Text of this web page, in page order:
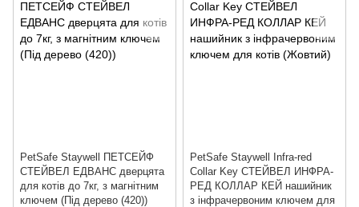
PetSafe Staywell ПЕТСЕЙФ
СТЕЙВЕЛ ЕДВАНС дверцята
для котів до 7кг, з магнітним
ключем (Під дерево (420))
PetSafe Staywell Infra-red
Collar Key СТЕЙВЕЛ ИНФРА-
РЕД КОЛЛАР КЕЙ нашийник
з інфрачервоним ключем для